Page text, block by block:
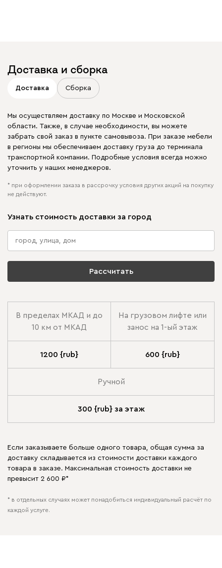
Доставка и сборка
Доставка Сборка
Мы осуществляем доставку по Москве и Московской
области. Также, в случае необходимости, вы можете
забрать свой заказ в пункте самовывоза. При заказе мебели
в регионы мы обеспечиваем доставку груза до терминала
транспортной компании. Подробные условия всегда можно
уточнить у наших менеджеров.
* при оформлении заказа в рассрочку условия других акций на покупку
не действуют.
Узнать стоимость доставки за город
Рассчитать
В пределах МКАД и до
10 км от МКАД
На грузовом лифте или
занос на 1-ый этаж
1200 {rub} 600 {rub}
Ручной
300 {rub} за этаж
Если заказываете больше одного товара, общая сумма за
доставку складывается из стоимости доставки каждого
товара в заказе. Максимальная стоимость доставки не
превысит 2 600 ₽*
* в отдельных случаях может понадобиться индивидуальный расчёт по
каждой услуге.